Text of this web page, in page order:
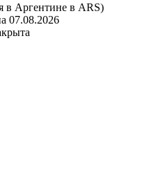
в Аргентине в ARS)
07.08.2026